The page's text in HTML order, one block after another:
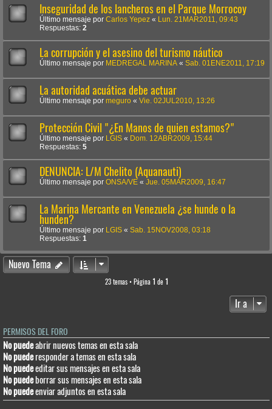
Inseguridad de los lancheros en el Parque Morrocoy
Último mensaje por Carlos Yepez «
Lun. 21MAR2011, 09:43
Respuestas: 2
La corrupción y el asesino del turismo náutico
Último mensaje por MEDREGAL MARINA « Sab. 01ENE2011, 17:19
La autoridad acuática debe actuar
Último mensaje por meguro « Vie. 02JUL2010, 13:26
Protección Civil "¿En Manos de quien estamos?"
Último mensaje por LGIS « Dom. 12ABR2009, 15:44
Respuestas: 5
DENUNCIA: L/M Chelito (Aquanauti)
Último mensaje por ONSA/VE « Jue. 05MAR2009, 16:47
La Marina Mercante en Venezuela ¿se hunde o la
hunden?
Último mensaje por LGIS « Sab. 15NOV2008, 03:18
Respuestas: 1
Nuevo Tema
23 temas • Página 1 de 1
Ir a
PERMISOS DEL FORO
No puedeabrir nuevos temas en esta sala
No puederesponder a temas en esta sala
No puedeeditar sus mensajes en esta sala
No puedeborrar sus mensajes en esta sala
No puedeenviar adjuntos en esta sala